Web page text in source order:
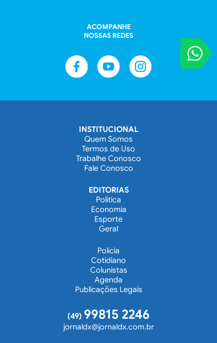
VOCÊ
Entre em
ACOMPANHE
NOSSAS REDES
INSTITUCIONAL
Quem Somos
Termos de Uso
Trabalhe Conosco
Fale Conosco
EDITORIAS
Política
Economia
Esporte
Geral
Polícia
Cotidiano
Colunistas
Agenda
Publicações Legais
(49) 99815 2246
jornaldx@jornaldx.com.br